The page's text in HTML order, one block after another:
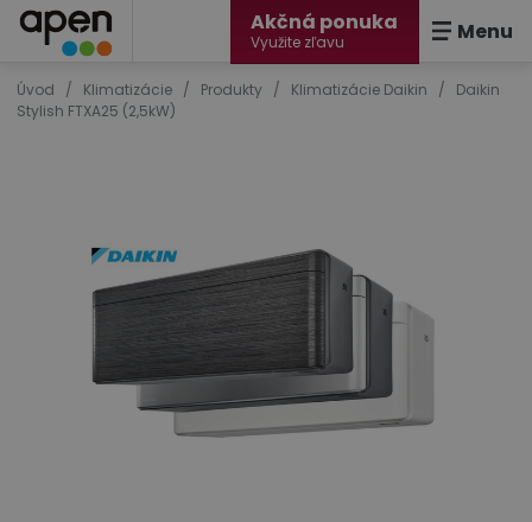
Akčná ponuka
Využite zľavu Menu
Úvod / Klimatizácie / Produkty / Klimatizácie Daikin /
Daikin
Stylish FTXA25 (2,5kW)